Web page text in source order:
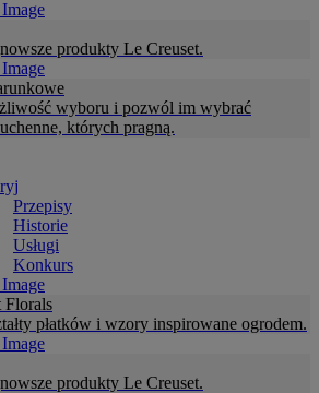
produkty Le Creuset.
wyboru i pozwól im wybrać
których pragną.
Przepisy
Historie
Usługi
Konkurs
Florals
płatków i wzory inspirowane ogrodem.
produkty Le Creuset.